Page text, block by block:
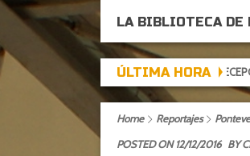
LA BIBLIOTECA DE
ÚLTIMA HORA
DE EXPECTACIÓN, TARDE DE DECEPCIÓN
Home Reportajes
POSTED ON 12/12/2016 BY